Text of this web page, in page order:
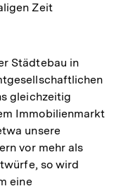
Zeit
Städtebau in
gleichzeitig
Immobilienmarkt
unsere
vor mehr als
so wird
eine